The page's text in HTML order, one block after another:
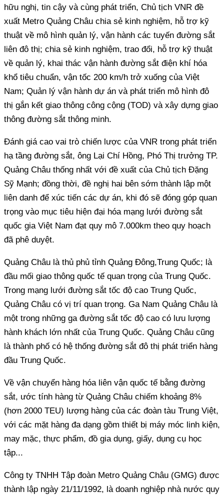
hữu nghị, tin cậy và cùng phát triển, Chủ tịch VNR đề
xuất Metro Quảng Châu chia sẻ kinh nghiệm, hỗ trợ kỹ
thuật về mô hình quản lý, vận hành các tuyến đường sắt
liên đô thị; chia sẻ kinh nghiệm, trao đổi, hỗ trợ kỹ thuật
về quản lý, khai thác vận hành đường sắt điện khí hóa
khổ tiêu chuẩn, vận tốc 200 km/h trở xuống của Việt
Nam; Quản lý vận hành dự án và phát triển mô hình đô
thị gắn kết giao thông công cộng (TOD) và xây dựng giao
thông đường sắt thông minh.
Đánh giá cao vai trò chiến lược của VNR trong phát triển
hạ tầng đường sắt, ông Lại Chí Hồng, Phó Thị trưởng TP.
Quảng Châu thống nhất với đề xuất của Chủ tịch Đặng
Sỹ Mạnh; đồng thời, đề nghị hai bên sớm thành lập một
liên danh để xúc tiến các dự án, khi đó sẽ đóng góp quan
trọng vào mục tiêu hiện đại hóa mạng lưới đường sắt
quốc gia Việt Nam đạt quy mô 7.000km theo quy hoạch
đã phê duyệt.
Quảng Châu là thủ phủ tỉnh Quảng Đông,Trung Quốc; là
đầu mối giao thông quốc tế quan trọng của Trung Quốc.
Trong mạng lưới đường sắt tốc độ cao Trung Quốc,
Quảng Châu có vị trí quan trọng. Ga Nam Quảng Châu là
một trong những ga đường sắt tốc độ cao có lưu lượng
hành khách lớn nhất của Trung Quốc. Quảng Châu cũng
là thành phố có hệ thống đường sắt đô thị phát triển hàng
đầu Trung Quốc.
Về vận chuyển hàng hóa liên vận quốc tế bằng đường
sắt, ước tính hàng từ Quảng Châu chiếm khoảng 8%
(hơn 2000 TEU) lượng hàng của các đoàn tàu Trung Việt,
với các mặt hàng đa dạng gồm thiết bị máy móc linh kiện,
may mặc, thực phẩm, đồ gia dụng, giấy, dụng cụ học
tập...
Công ty TNHH Tập đoàn Metro Quảng Châu (GMG) được
thành lập ngày 21/11/1992, là doanh nghiệp nhà nước quy